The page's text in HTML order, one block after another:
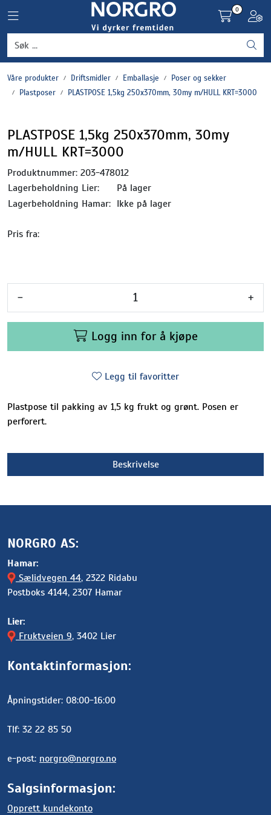
Toggle navigation
0
Våre produkter Driftsmidler Emballasje
Poser og sekker
Plastposer
PLASTPOSE 1,5kg 250x370mm, 30my m/HULL KRT=3000
PLASTPOSE 1,5kg 250x370mm, 30my
m/HULL KRT=3000
Produktnummer: 203-478012
Lagerbeholdning Lier:
På lager
Lagerbeholdning Hamar: Ikke på lager
Pris fra:
- +
Logg inn for å kjøpe
Legg til favoritter
Plastpose til pakking av 1,5 kg frukt og grønt. Posen er
perforert.
Beskrivelse
NORGRO AS:
Hamar:
Sælidvegen 44, 2322 Ridabu
Postboks 4144, 2307 Hamar
Lier:
Fruktveien 9, 3402 Lier
Kontaktinformasjon:
Åpningstider: 08:00-16:00
Tlf: 32 22 85 50
e-post: norgro@norgro.no
Salgsinformasjon:
Opprett kundekonto
Grønnsaker
Settepotet og setteløk
Plantevern og nyttedyr
Blomster, potter og brett